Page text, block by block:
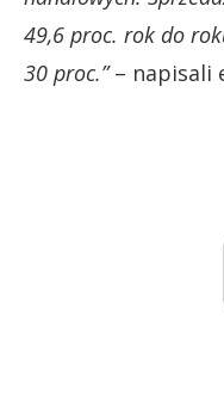
49,6 proc. rok do
30 proc.”– napisali